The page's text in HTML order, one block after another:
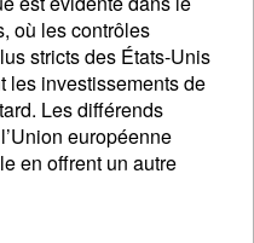
où les contrôles
stricts des États-Unis
les investissements de
Les différends
européenne
en offrent un autre